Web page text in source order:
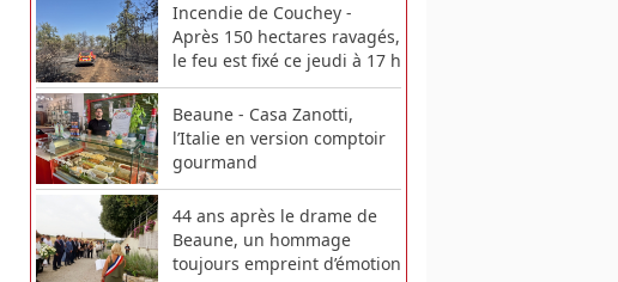
Incendie de Couchey -
Après 150 hectares ravagés,
le feu est fixé ce jeudi à 17 h
Beaune - Casa Zanotti,
l’Italie en version comptoir
gourmand
44 ans après le drame de
Beaune, un hommage
toujours empreint d’émotion